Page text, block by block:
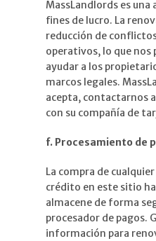
MassLandlords es una
fines de lucro. La
reducción de
operativos, lo que
ayudar a los
marcos legales.
acepta, contactarnos
con su compañía de
f. Procesamiento de
La compra de
crédito en este sitio
almacene de forma
procesador de pagos.
información para